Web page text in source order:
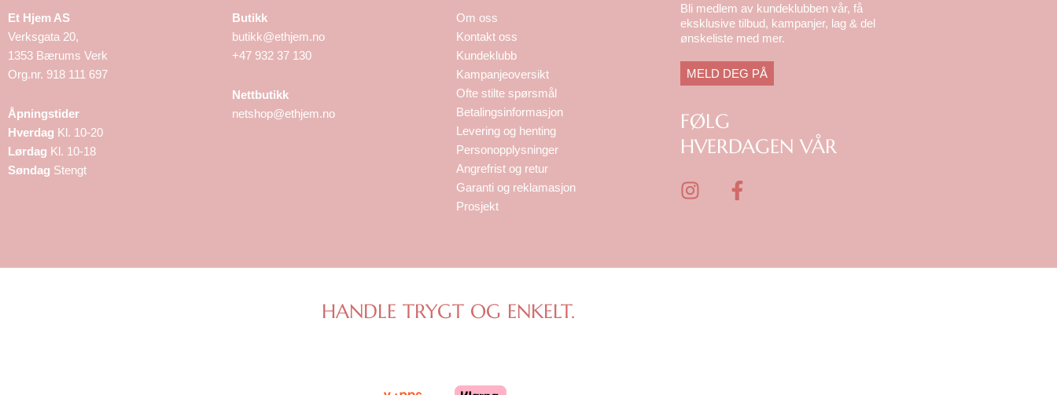
Et Hjem AS
Verksgata 20,
1353 Bærums Verk
Org.nr. 918 111 697
Åpningstider
Hverdag Kl. 10-20
Lørdag Kl. 10-18
Søndag Stengt
Butikk
butikk@ethjem.no
+47 932 37 130
Nettbutikk
netshop@ethjem.no
Om oss
Kontakt oss
Kundeklubb
Kampanjeoversikt
Ofte stilte spørsmål
Betalingsinformasjon
Levering og henting
Personopplysninger
Angrefrist og retur
Garanti og reklamasjon
Prosjekt
Bli medlem av kundeklubben vår, få
eksklusive tilbud, kampanjer, lag & del
ønskeliste med mer.
MELD DEG PÅ
FØLG
HVERDAGEN VÅR
I
a
F
b
HANDLE TRYGT OG ENKELT.